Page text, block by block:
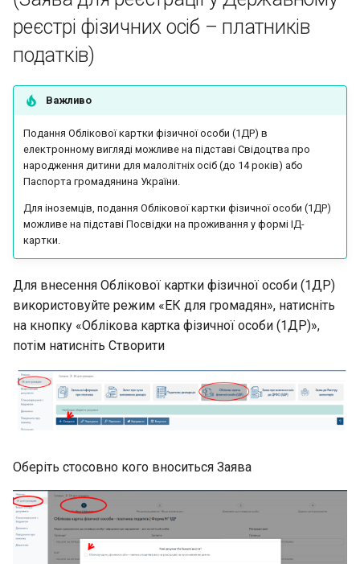
реєстрі фізичних осіб – платників
податків)
Важливо
Подання Облікової картки фізичної особи (1ДР) в
електронному вигляді можливе на підставі Свідоцтва про
народження дитини для малолітніх осіб (до 14 років) або
Паспорта громадянина України.
Для іноземців, подання Облікової картки фізичної особи (1ДР)
можливе на підставі Посвідки на проживання у формі ІД-
картки.
Для внесення Облікової картки фізичної особи (1ДР)
використовуйте режим «ЕК для громадян», натисніть
на кнопку «Облікова картка фізичної особи (1ДР)»,
потім натисніть Створити
Оберіть стосовно кого вноситься Заява